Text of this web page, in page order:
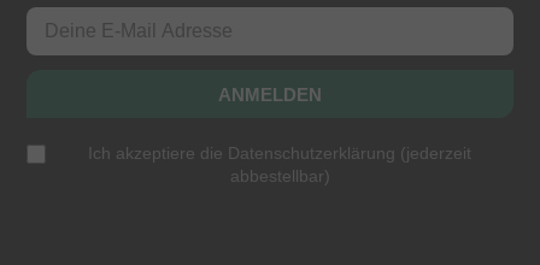
ANMELDEN
Ich akzeptiere die Datenschutzerklärung (jederzeit
abbestellbar)